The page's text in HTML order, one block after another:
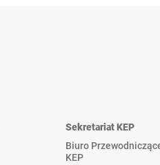
Sekretariat KEP
Biuro
KEP